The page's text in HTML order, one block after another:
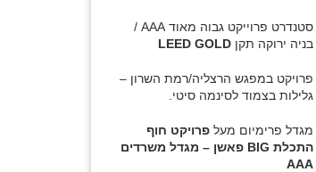
סטנדרט פרוייקט גבוה מאוד AAA /
בניה ירוקה תקן LEED GOLD
פרויקט במפגש הרצליה/רמת השרון –
גלילות בצמוד לסינמה סיטי.
מגדל פרימיום מעלפרויקט חוף
התכלת BIG פאשן – מגדל משרדים
AAA